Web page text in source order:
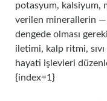
potasyum, kalsiyum,
verilen minerallerin
dengede olması
iletimi, kalp ritmi,
hayati işlevleri
{index=1}